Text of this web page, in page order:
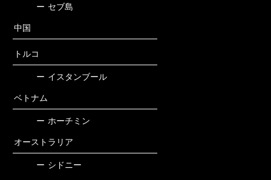
ー セブ島
中国
トルコ
ー イスタンブール
ベトナム
ー ホーチミン
オーストラリア
ー シドニー